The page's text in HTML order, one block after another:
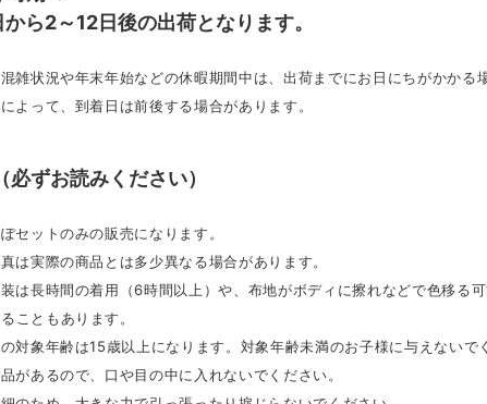
ら2～12日後の出荷となります。
雑状況や年末年始などの休暇期間中は、出荷までにお日にちがかかる
よって、到着日は前後する場合があります。
必ずお読みください）
セットのみの販売になります。
は実際の商品とは多少異なる場合があります。
は長時間の着用（6時間以上）や、布地がボディに擦れなどで色移る
こともあります。
対象年齢は15歳以上になります。対象年齢未満のお子様に与えないで
があるので、口や目の中に入れないでください。